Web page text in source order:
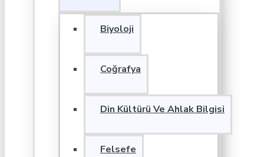
Biyoloji
Coğrafya
Din Kültürü Ve Ahlak Bilgisi
Felsefe